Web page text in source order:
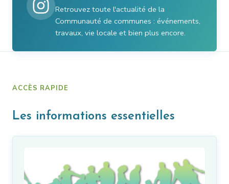
Retrouvez toute l'actualité de la
Communauté de communes : événements,
travaux, vie locale et bien plus encore.
ACCÈS RAPIDE
Les informations essentielles